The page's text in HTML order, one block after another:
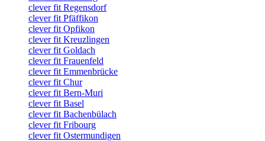
clever fit Regensdorf
clever fit Pfäffikon
clever fit Opfikon
clever fit Kreuzlingen
clever fit Goldach
clever fit Frauenfeld
clever fit Emmenbrücke
clever fit Chur
clever fit Bern-Muri
clever fit Basel
clever fit Bachenbülach
clever fit Fribourg
clever fit Ostermundigen